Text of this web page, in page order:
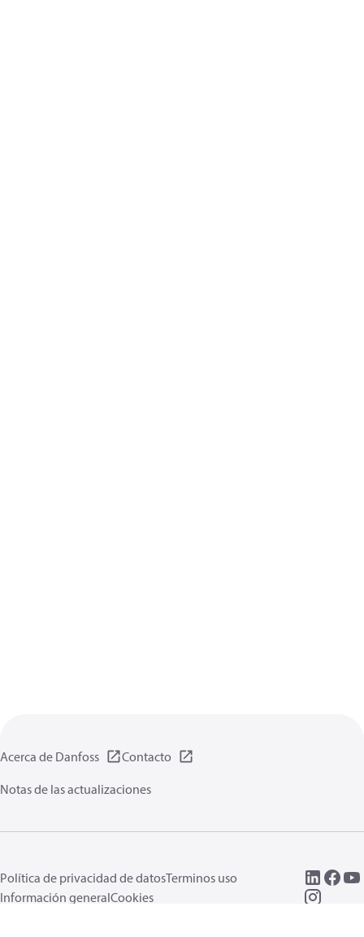
Acerca de Danfoss
Contacto
Notas de las actualizaciones
Política de privacidad de datosTerminos uso
Información generalCookies